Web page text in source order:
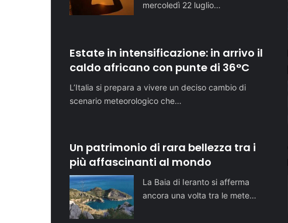
mercoledì 22 luglio…
Estate in intensificazione: in arrivo il
caldo africano con punte di 36°C
L’Italia si prepara a vivere un deciso cambio di
scenario meteorologico che…
Un patrimonio di rara bellezza tra i
più affascinanti al mondo
La Baia di Ieranto si afferma
ancora una volta tra le mete…